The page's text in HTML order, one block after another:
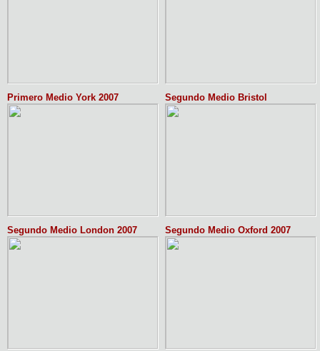
Primero Medio York 2007 Segundo Medio Bristol
Segundo Medio London 2007 Segundo Medio Oxford 2007